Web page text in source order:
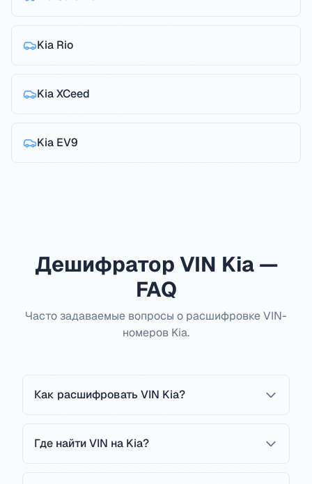
Kia Rio
KiaXCeed
Kia EV9
Дешифратор VIN Kia —
FAQ
Часто задаваемые вопросы о расшифровке VIN-
номеров Kia.
Как расшифровать VIN Kia?
Где найти VIN на Kia?